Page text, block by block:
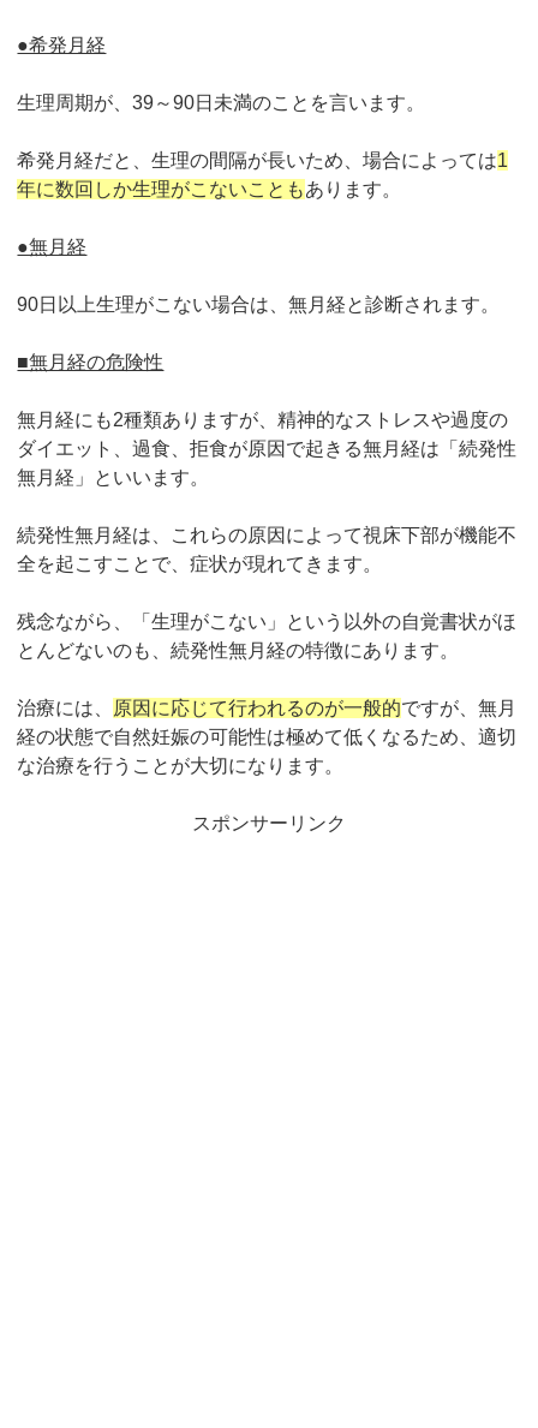
●希発月経
生理周期が、39～90日未満のことを言います。
希発月経だと、生理の間隔が長いため、場合によっては1
年に数回しか生理がこないこともあります。
●無月経
90日以上生理がこない場合は、無月経と診断されます。
■無月経の危険性
無月経にも2種類ありますが、精神的なストレスや過度の
ダイエット、過食、拒食が原因で起きる無月経は「続発性
無月経」といいます。
続発性無月経は、これらの原因によって視床下部が機能不
全を起こすことで、症状が現れてきます。
残念ながら、「生理がこない」という以外の自覚書状がほ
とんどないのも、続発性無月経の特徴にあります。
治療には、 原因に応じて行われるのが一般的ですが、無月
経の状態で自然妊娠の可能性は極めて低くなるため、適切
な治療を行うことが大切になります。
スポンサーリンク